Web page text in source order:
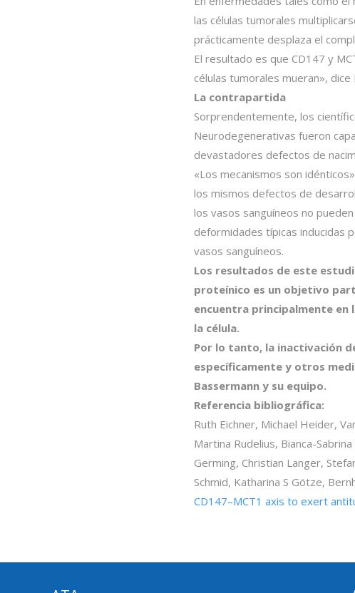
las células tumorales
prácticamente desplaza el
El resultado es que CD147 y
células tumorales mueran»,
La contrapartida
Sorprendentemente, los
Neurodegenerativas fueron
devastadores defectos de
«Los mecanismos son
los mismos defectos de
los vasos sanguíneos no
deformidades típicas inducidas
vasos sanguíneos.
Los resultados de este
proteínico es un objetivo
encuentra principalmente en
la célula.
Por lo tanto, la inactivación
específicamente y otros
Bassermann y su equipo.
Referencia bibliográfica:
Ruth Eichner, Michael Heider,
Martina Rudelius, Bianca-
Germing, Christian Langer,
Schmid, Katharina S Götze,
CD147–MCT1 axis to exert